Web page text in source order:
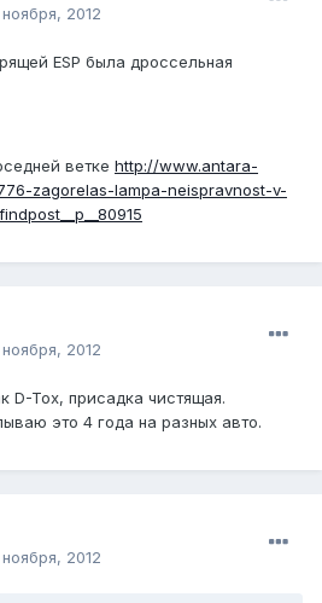
ноября, 2012
ESP была дроссельная
ветке http://www.antara-
zagorelas-lampa-neispravnost-v-
ноября, 2012
D-Tox, присадка чистящая.
это 4 года на разных авто.
ноября, 2012